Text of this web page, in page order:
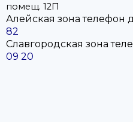
помещ. 12П
Алейская зона телефон
82
Славгородская зона
09 20